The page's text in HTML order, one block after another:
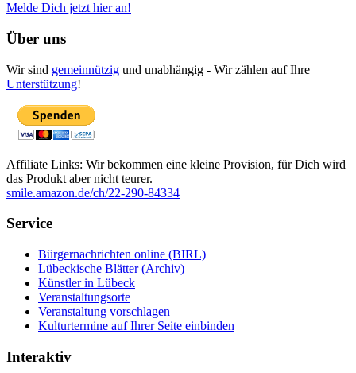
Melde Dich jetzt hier an!
Über uns
Wir sind gemeinnützig und unabhängig - Wir zählen auf Ihre
Unterstützung!
Affiliate Links: Wir bekommen eine kleine Provision, für Dich wird
das Produkt aber nicht teurer.
smile.amazon.de/ch/22-290-84334
Service
Bürgernachrichten online (BIRL)
Lübeckische Blätter (Archiv)
Künstler in Lübeck
Veranstaltungsorte
Veranstaltung vorschlagen
Kulturtermine auf Ihrer Seite einbinden
Interaktiv